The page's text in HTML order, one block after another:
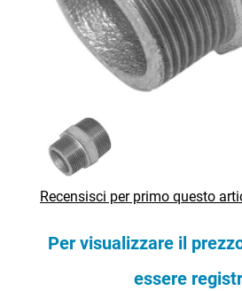
Recensisci per primo questo
Per visualizzare il
essere